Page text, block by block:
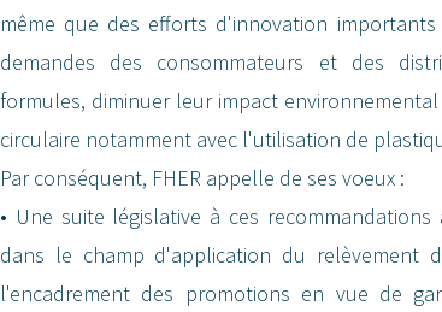
même que des efforts d'innovation
demandes des consommateurs et des
formules, diminuer leur impact
circulaire notamment avec l'utilisation de
Par conséquent, FHER appelle de ses voeux :
• Une suite législative à ces
dans le champ d'application du relèvement
l'encadrement des promotions en vue de